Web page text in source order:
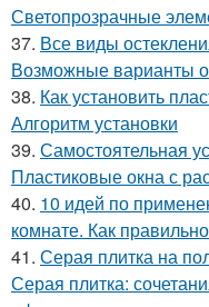
Светопрозрачные
37. Все виды
Возможные варианты
38. Как установить
Алгоритм установки
39. Самостоятельная
Пластиковые окна с
40. 10 идей по
комнате. Как
41. Серая плитка на
Серая плитка: